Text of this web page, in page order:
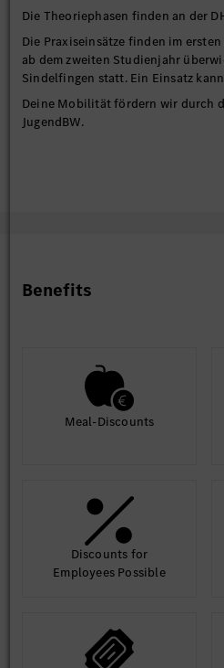
Die Theoriephasen finden an der
Die Praxiseinsätze finden im
ab dem zweiten Studienjahr
Sindelfingen statt. Ein Einsatz
Deine Mobilität fördern wir durch
JugendBW.
Benefits
Meal-Discounts
Discounts for
Employees Possible